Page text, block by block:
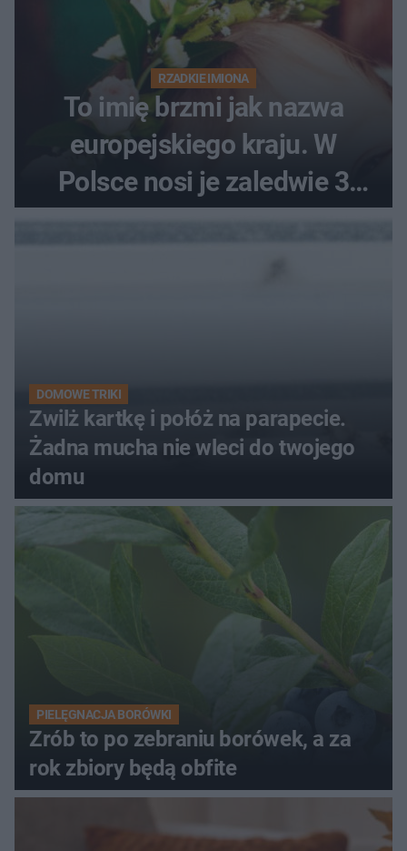
RZADKIE IMIONA
To imię brzmi jak nazwa
europejskiego kraju. W
Polsce nosi je zaledwie 3
DOMOWE TRIKI
Zwilż kartkę i połóż na parapecie.
Żadna mucha nie wleci do twojego
domu
PIELĘGNACJA BORÓWKI
Zrób to po zebraniu borówek, a za
rok zbiory będą obfite